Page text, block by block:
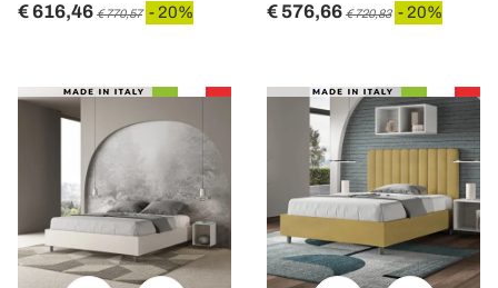
€ 616,46 € 770,57 - 20% € 576,66 € 720,83 - 20%